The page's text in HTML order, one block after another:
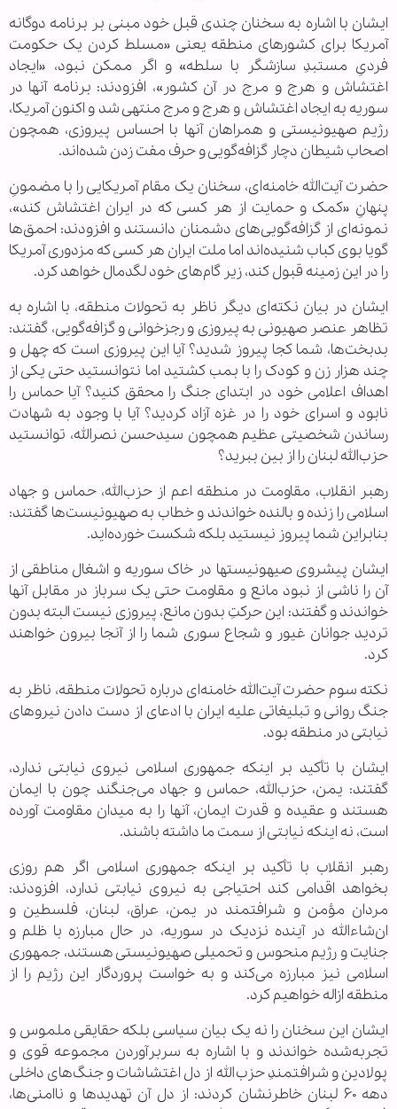
ایشان با اشاره به سخنان چندی قبل خود مبنی بر برنامه دوگانه
آمریکا برای کشورهای منطقه یعنی «مسلط کردن یک حکومت
فردیِ مستبدِ سازشگر با سلطه» و اگر ممکن نبود، «ایجاد
اغتشاش و هرج و مرج در آن کشور»، افزودند: برنامه آنها در
سوریه به ایجاد اغتشاش و هرج و مرج منتهی شد و اکنون آمریکا،
رژیم صهیونیستی و همراهان آنها با احساس پیروزی، همچون
اصحاب شیطان دچار گزافه‌گویی و حرف مفت زدن شده‌اند.
حضرت آیت‌الله خامنه‌ای، سخنان یک مقام آمریکایی را با مضمونِ
پنهانِ «کمک و حمایت از هر کسی که در ایران اغتشاش کند»،
نمونه‌ای از گزافه‌گویی‌های دشمنان دانستند و افزودند:‌ احمق‌ها
گویا بوی کباب شنیده‌اند اما ملت ایران هر کسی که مزدوری آمریکا
را در این زمینه قبول کند، زیر گام‌های خود لگدمال خواهد کرد.
ایشان در بیان نکته‌ای دیگر ناظر به تحولات منطقه، با اشاره به
تظاهر عنصر صهیونی به پیروزی و رجزخوانی و گزافه‌گویی، گفتند:
بدبخت‌ها، شما کجا پیروز شدید؟ آیا این پیروزی است که چهل و
چند هزار زن و کودک را با بمب کشتید اما نتوانستید حتی یکی از
اهداف اعلامی خود در ابتدای جنگ را محقق کنید؟ آیا حماس را
نابود و اسرای خود را در غزه آزاد کردید؟ آیا با وجود به شهادت
رساندن شخصیتی عظیم همچون سیدحسن نصرالله، توانستید
حزب‌الله لبنان را از بین ببرید؟
رهبر انقلاب، مقاومت در منطقه اعم از حزب‌الله، حماس و جهاد
اسلامی را زنده و بالنده خواندند و خطاب به صهیونیست‌ها گفتند:
بنابراین شما پیروز نیستید بلکه شکست خورده‌اید.
ایشان پیشروی صیهونیستها در خاک سوریه و اشغال مناطقی از
آن را ناشی از نبود مانع و مقاومت حتی یک سرباز در مقابل آنها
خواندند و گفتند: این حرکتِ بدون مانع،‌ پیروزی نیست البته بدون
تردید جوانان غیور و شجاع سوری شما را از آنجا بیرون خواهند
کرد.
نکته سوم حضرت آیت‌الله خامنه‌ای درباره تحولات منطقه، ناظر به
جنگ روانی و تبلیغاتی علیه ایران با ادعای از دست دادن نیروهای
نیابتی در منطقه بود.
ایشان با تأکید بر اینکه جمهوری اسلامی‌ نیروی نیابتی ندارد،
گفتند: یمن، حزب‌الله، حماس و جهاد می‌جنگند چون با ایمان
هستند و عقیده و قدرت ایمان، آنها را به میدان مقاومت آورده
است، نه اینکه نیابتی از سمت ما داشته باشند.
رهبر انقلاب با تأکید بر اینکه جمهوری اسلامی اگر هم روزی
بخواهد اقدامی کند احتیاجی به نیروی نیابتی ندارد، افزودند:‌
مردان مؤمن و شرافتمند در یمن، عراق، لبنان، فلسطین و
ان‌شاءالله در آینده نزدیک در سوریه، در حال مبارزه با ظلم و
جنایت و رژیم منحوس و تحمیلی صهیونیستی هستند، جمهوری
اسلامی نیز مبارزه می‌کند و به خواست پروردگار این رژیم را از
منطقه ازاله خواهیم کرد.
ایشان این سخنان را نه یک بیان سیاسی بلکه حقایقی ملموس و
تجربه‌شده خواندند و با اشاره به سربرآوردن مجموعه قوی و
پولادین و شرافتمندِ حزب‌الله از دل اغتشاشات و جنگ‌های داخلی
دهه ۶۰ لبنان خاطرنشان کردند: از دل آن تهدیدها و ناامنی‌ها،